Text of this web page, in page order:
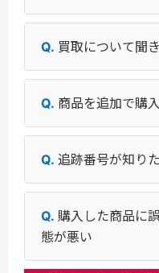
買取について聞
商品を追加で購
追跡番号が知り
購入した商品に
態が悪い